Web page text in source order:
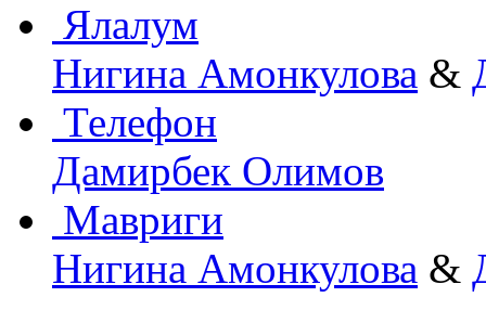
Ялалум
Нигина Амонкулова &
Телефон
Дамирбек Олимов
Мавриги
Нигина Амонкулова &